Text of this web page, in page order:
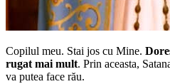
Copilul meu. Stai jos cu Mine.
rugat mai mult. Prin aceasta,
va putea face rău.